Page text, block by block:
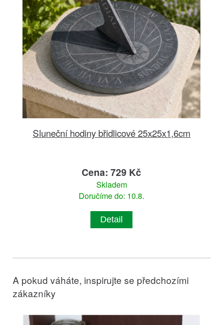
Sluneční hodiny břidlicové 25x25x1,6cm
Cena: 729 Kč
Skladem
Doručíme do: 10.8.
Detail
A pokud váháte, inspirujte se předchozími
zákazníky